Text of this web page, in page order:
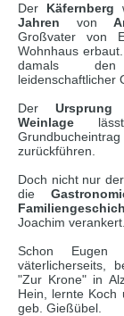
Der Käfernberg
Jahren von
Großvater von
Wohnhaus
damals
leidenschaftlicher
Der Ursprung
Weinlage
zurückführen.
Doch nicht nur der
die
Joachim verankert.
Schon Eugen
väterlicherseits,
"Zur Krone" in
Hein, lernte Koch
geb. Gießübel.